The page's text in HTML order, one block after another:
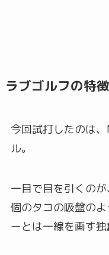
ラブゴルフの特徴
今回試打したのは
ル。
一目で目を引くの
個のタコの吸盤の
ーとは一線を画す独